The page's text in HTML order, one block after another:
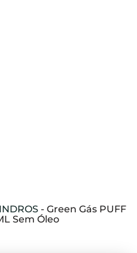
- Green Gás PUFF
Sem Óleo